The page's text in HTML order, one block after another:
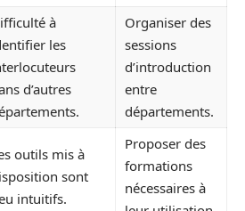
à
les
d’autres
Organiser des
sessions
d’introduction
entre
départements.
outils mis à
sont
intuitifs.
Proposer des
formations
nécessaires à